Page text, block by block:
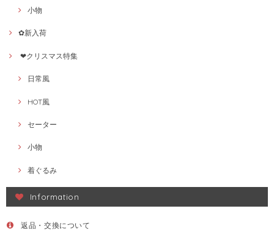
小物
✿新入荷
❤クリスマス特集
日常風
HOT風
セーター
小物
着ぐるみ
Information
返品・交換について